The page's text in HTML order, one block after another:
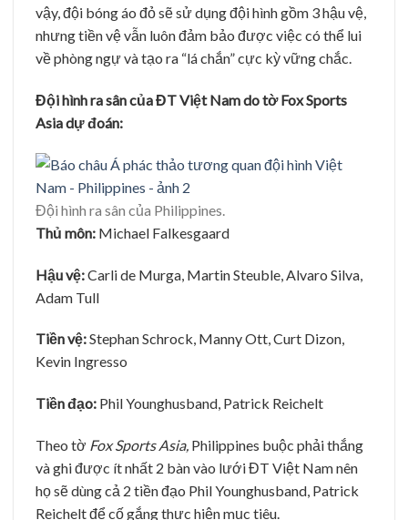
vậy, đội bóng áo đỏ sẽ sử dụng đội hình gồm 3 hậu vệ,
nhưng tiền vệ vẫn luôn đảm bảo được việc có thể lui
về phòng ngự và tạo ra “lá chắn” cực kỳ vững chắc.
Đội hình ra sân của ĐT Việt Nam do tờ Fox Sports
Asia dự đoán:
Đội hình ra sân của Philippines.
Thủ môn: Michael Falkesgaard
Hậu vệ:Carli de Murga, Martin Steuble, Alvaro Silva,
Adam Tull
Tiền vệ:Stephan Schrock, Manny Ott, Curt Dizon,
Kevin Ingresso
Tiền đạo: Phil Younghusband, Patrick Reichelt
Theo tờ Fox Sports Asia, Philippines buộc phải thắng
và ghi được ít nhất 2 bàn vào lưới ĐT Việt Nam nên
họ sẽ dùng cả 2 tiền đạo Phil Younghusband, Patrick
Reichelt để cố gắng thực hiện mục tiêu.